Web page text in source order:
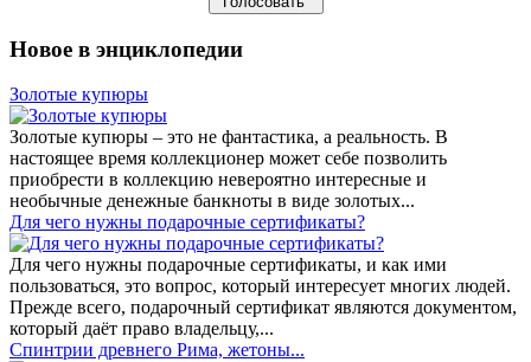
Новое в энциклопедии
Золотые купюры
Золотые купюры – это не фантастика, а реальность. В
настоящее время коллекционер может себе позволить
приобрести в коллекцию невероятно интересные и
необычные денежные банкноты в виде золотых...
​Для чего нужны подарочные сертификаты?
Для чего нужны подарочные сертификаты, и как ими
пользоваться, это вопрос, который интересует многих людей.
Прежде всего, подарочный сертификат являются документом,
который даёт право владельцу,...
Спинтрии древнего Рима, жетоны...